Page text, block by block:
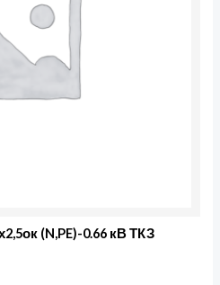
(N,PE)-0.66 кВ ТКЗ